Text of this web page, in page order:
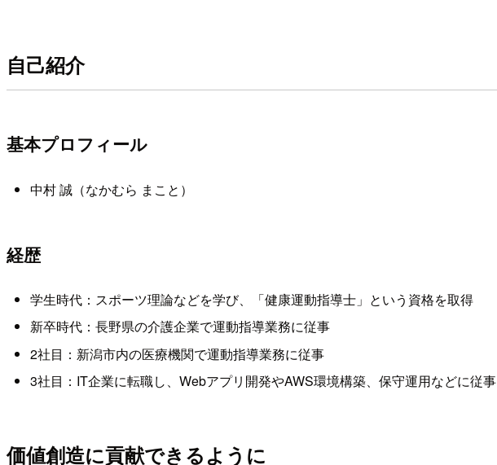
自己紹介
基本プロフィール
中村 誠（なかむら まこと）
経歴
学生時代：スポーツ理論などを学び、「健康運動指導士」という資格を取得
新卒時代：長野県の介護企業で運動指導業務に従事
2社目：新潟市内の医療機関で運動指導業務に従事
3社目：IT企業に転職し、Webアプリ開発やAWS環境構築、保守運用などに従事
価値創造に貢献できるように